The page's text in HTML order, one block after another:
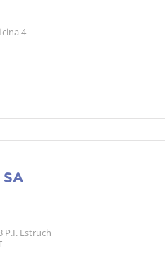
4
SA
P.I. Estruch